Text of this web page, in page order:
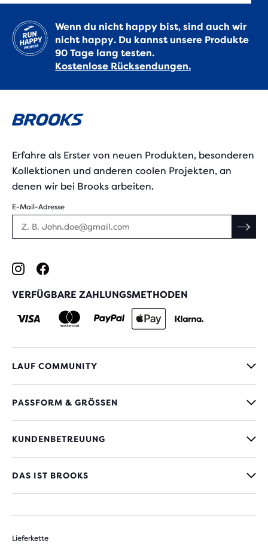
Wenn du nicht happy bist, sind auch wir
nicht happy. Du kannst unsere Produkte
90 Tage lang testen.
Kostenlose Rücksendungen.
Erfahre als Erster von neuen Produkten, besonderen
Kollektionen und anderen coolen Projekten, an
denen wir bei Brooks arbeiten.
E-Mail-Adresse
VERFÜGBARE ZAHLUNGSMETHODEN
LAUF COMMUNITY
PASSFORM & GRÖSSEN
KUNDENBETREUUNG
DAS IST BROOKS
Lieferkette